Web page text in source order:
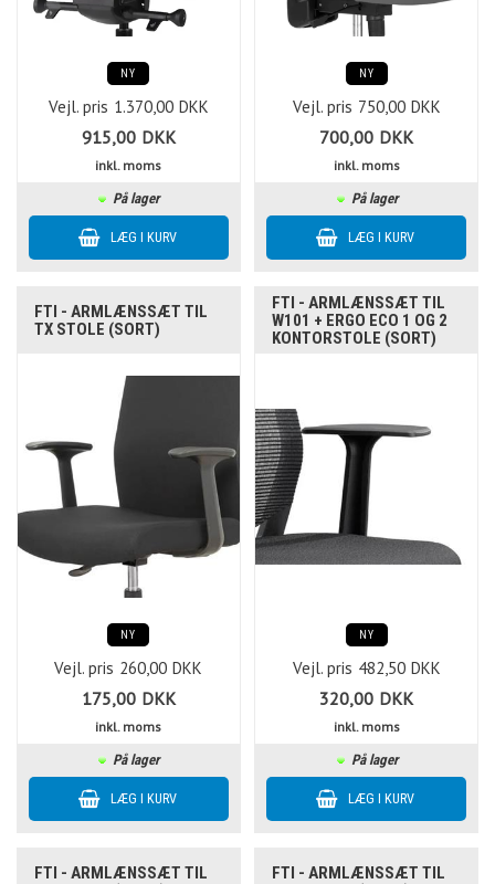
NY
Vejl. pris 1.370,00 DKK
915,00 DKK
inkl. moms
På lager
NY
Vejl. pris 750,00 DKK
700,00 DKK
inkl. moms
På lager
FTI - ARMLÆNSSÆT TIL
TX STOLE (SORT)
NY
Vejl. pris 260,00 DKK
175,00 DKK
inkl. moms
På lager
FTI - ARMLÆNSSÆT TIL
W101 + ERGO ECO 1 OG 2
KONTORSTOLE (SORT)
NY
Vejl. pris 482,50 DKK
320,00 DKK
inkl. moms
På lager
FTI - ARMLÆNSSÆT TIL
FTI - ARMLÆNSSÆT TIL